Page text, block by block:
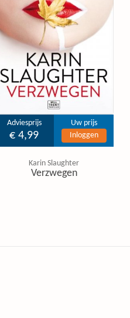
Adviesprijs
€ 4,99
Uw prijs
Inloggen
Karin Slaughter
Verzwegen